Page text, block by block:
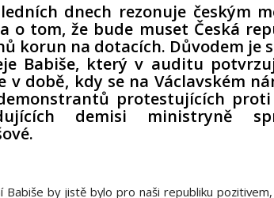
dnech rezonuje českým
o tom, že bude muset Česká
korun na dotacích. Důvodem je
Babiše, který v auditu
v době, kdy se na Václavském
protestujících
demisi ministryně
Babiše by jistě bylo pro naši republiku